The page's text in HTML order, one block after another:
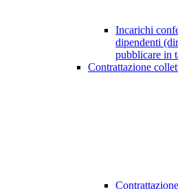
Incarichi
dipendenti
pubblicare in
Contrattazione